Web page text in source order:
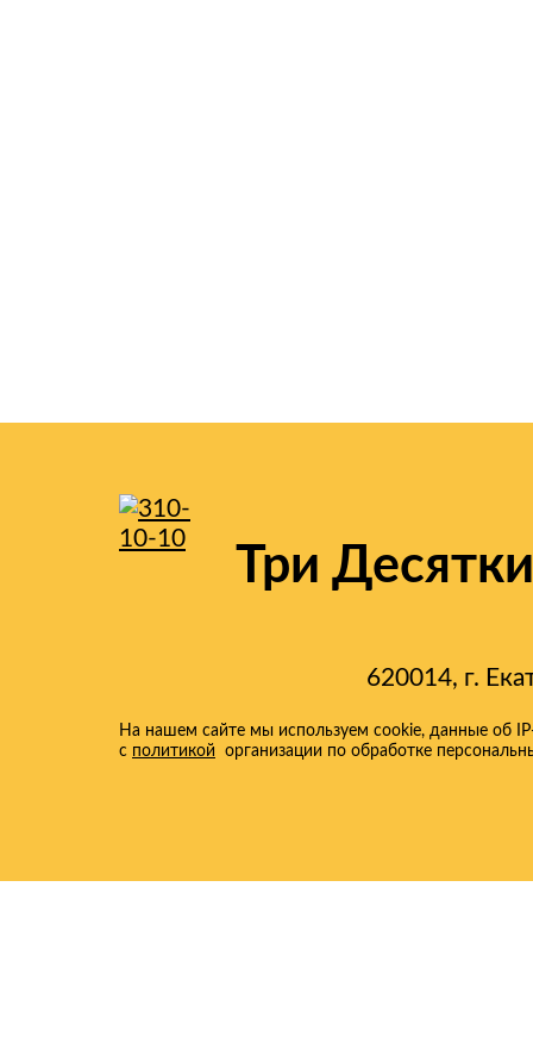
Три Десятки
620014, г.
На нашем сайте мы используем cookie, данные об
с политикой организации по обработке